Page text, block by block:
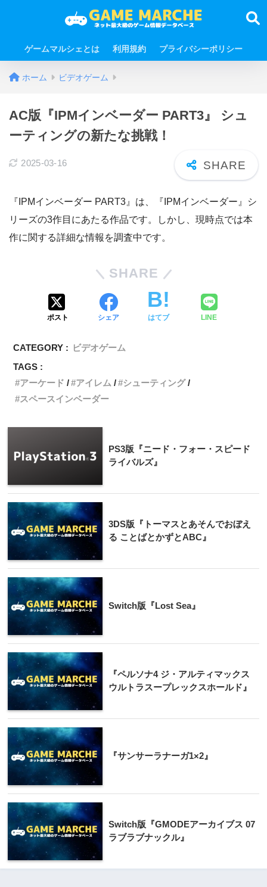
ゲームマルシェとは 利用規約 プライバシーポリシー
ホーム ビデオゲーム
AC版『IPMインベーダー PART3』 シュ
ーティングの新たな挑戦！
2025-03-16
『IPMインベーダー PART3』は、『IPMインベーダー』シ
リーズの3作目にあたる作品です。しかし、現時点では本
作に関する詳細な情報を調査中です。
SHARE
ポスト シェア はてブ LINE
CATEGORY : ビデオゲーム
TAGS :
アーケード
アイレム
シューティング
スペースインベーダー
PS3版『ニード・フォー・スピード
ライバルズ』
3DS版『トーマスとあそんでおぼえ
る ことばとかずとABC』
Switch版『Lost Sea』
『ペルソナ4 ジ・アルティマックス
ウルトラスープレックスホールド』
『サンサーラナーガ1×2』
Switch版『GMODEアーカイブス 07
ラブラブナックル』